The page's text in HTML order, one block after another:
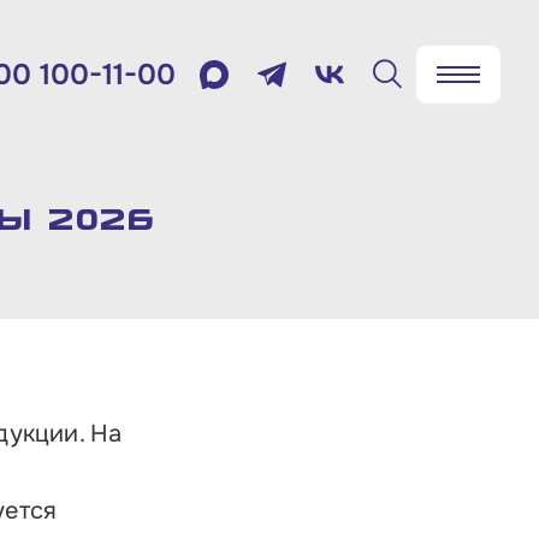
100-11-00
100-11-00
г. Москва, Славянская
д.4, стр.1
2026
На